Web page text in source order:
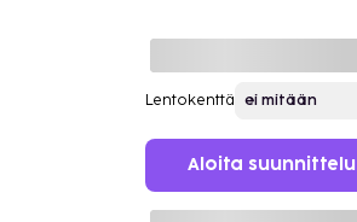
Lentokenttä
Aloita suunnittelu